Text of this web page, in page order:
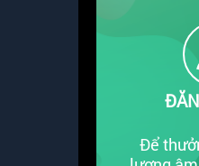
Để